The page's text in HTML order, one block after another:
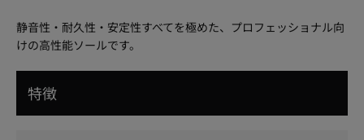
静音性・耐久性・安定性すべてを極めた、プロフェッショナル向
けの高性能ソールです。
特徴